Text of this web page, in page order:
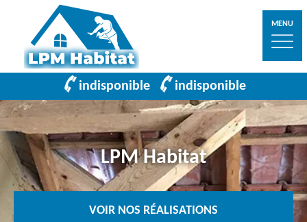
MENU
indisponible indisponible
LPM Habitat
VOIR NOS RÉALISATIONS